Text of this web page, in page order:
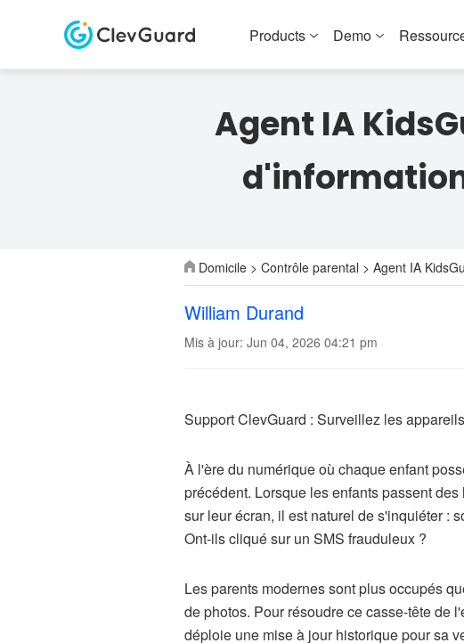
Products Demo
Agent IA
Domicile > Contrôle parental > Agent IA
William Durand
Mis à jour: Jun 04, 2026 04:21 pm
Support ClevGuard : Surveillez les
À l'ère du numérique où chaque enfant
précédent. Lorsque les enfants passent
sur leur écran, il est naturel de s'inquiéter :
Ont-ils cliqué sur un SMS frauduleux ?
Les parents modernes sont plus occupés
de photos. Pour résoudre ce casse-tête de
déploie une mise à jour historique pour sa